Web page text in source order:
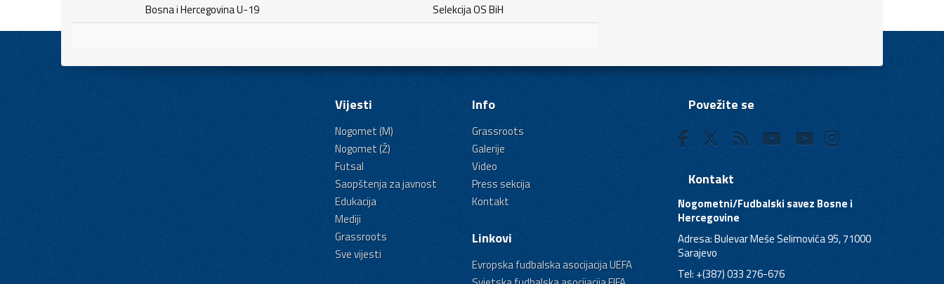
Bosna i Hercegovina U-19
Selekcija OS BiH
Vijesti
Nogomet (M)
Nogomet (Ž)
Futsal
Saopštenja za javnost
Edukacija
Mediji
Grassroots
Sve vijesti
Info
Grassroots
Galerije
Video
Press sekcija
Kontakt
Linkovi
Evropska fudbalska asocijacija UEFA
Povežite se
Kontakt
Nogometni/Fudbalski savez Bosne i
Hercegovine
Adresa: Bulevar Meše Selimovića 95, 71000
Sarajevo
Tel: +(387) 033 276-676